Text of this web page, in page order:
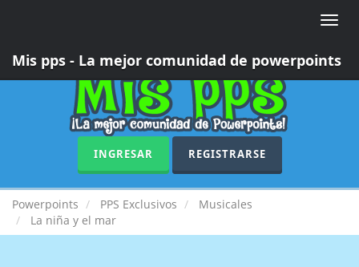
Toggle
Mis pps - La mejor comunidad de powerpoints
INGRESAR REGISTRARSE
Powerpoints PPS Exclusivos
Musicales
La niña y el mar